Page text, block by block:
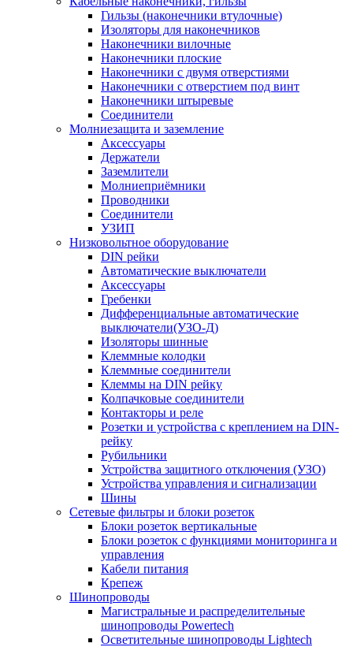
Гильзы (наконечники втулочные)
Изоляторы для наконечников
Наконечники вилочные
Наконечники плоские
Наконечники с двумя отверстиями
Наконечники с отверстием под винт
Наконечники штыревые
Соединители
Молниезащита и заземление
Аксессуары
Держатели
Заземлители
Молниеприёмники
Проводники
Соединители
УЗИП
Низковольтное оборудование
DIN рейки
Автоматические выключатели
Аксессуары
Гребенки
Дифференциальные автоматические
выключатели(УЗО-Д)
Изоляторы шинные
Клеммные колодки
Клеммные соединители
Клеммы на DIN рейку
Колпачковые соединители
Контакторы и реле
Розетки и устройства с креплением на DIN-
рейку
Рубильники
Устройства защитного отключения (УЗО)
Устройства управления и сигнализации
Шины
Сетевые фильтры и блоки розеток
Блоки розеток вертикальные
Блоки розеток с функциями мониторинга и
управления
Кабели питания
Крепеж
Шинопроводы
Магистральные и распределительные
шинопроводы Powertech
Осветительные шинопроводы Lightech